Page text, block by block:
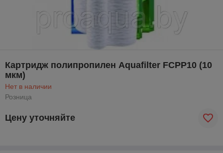
Картридж полипропилен Aquafilter FCPP10 (10
мкм)
Нет в наличии
Розница
Цену уточняйте